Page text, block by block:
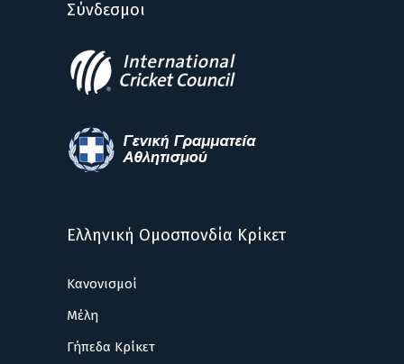
Σύνδεσμοι
Ελληνική Ομοσπονδία Κρίκετ
Κανονισμοί
Μέλη
Γήπεδα Κρίκετ